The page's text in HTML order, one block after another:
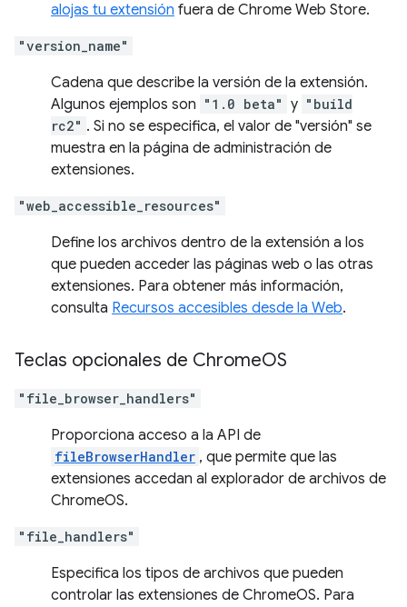
alojas tu extensión fuera de Chrome Web Store.
"version_name"
Cadena que describe la versión de la extensión.
Algunos ejemplos son "1.0 beta" y "build
rc2" . Si no se especifica, el valor de "versión" se
muestra en la página de administración de
extensiones.
"web_accessible_resources"
Define los archivos dentro de la extensión a los
que pueden acceder las páginas web o las otras
extensiones. Para obtener más información,
consulta Recursos accesibles desde la Web.
Teclas opcionales de ChromeOS
"file_browser_handlers"
Proporciona acceso a la API de
fileBrowserHandler , que permite que las
extensiones accedan al explorador de archivos de
ChromeOS.
"file_handlers"
Especifica los tipos de archivos que pueden
controlar las extensiones de ChromeOS. Para